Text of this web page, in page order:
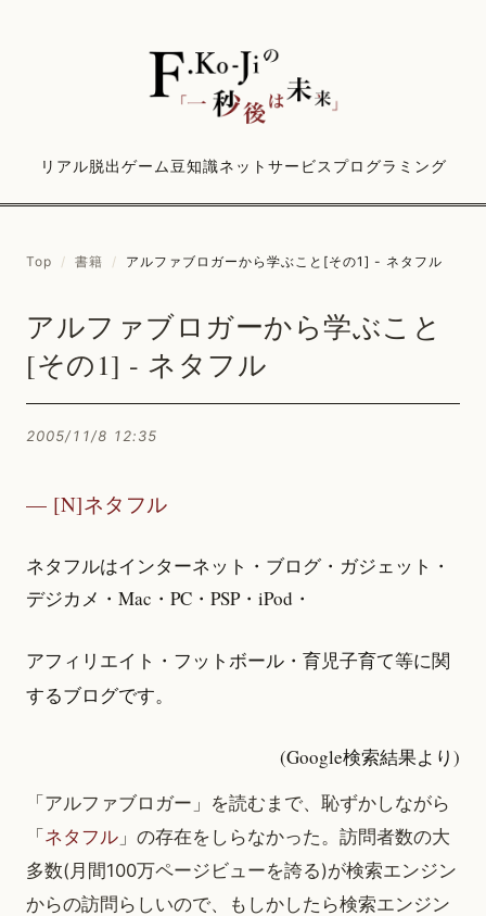
リアル脱出ゲーム豆知識ネットサービス プログラミング
Top / 書籍 / アルファブロガーから学ぶこと[その1] - ネタフル
アルファブロガーから学ぶこと
[その1] - ネタフル
2005/11/8 12:35
[N]ネタフル
ネタフルはインターネット・ブログ・ガジェット・
デジカメ・Mac・PC・PSP・iPod・
アフィリエイト・フットボール・育児子育て等に関
するブログです。
(Google検索結果より)
「アルファブロガー」を読むまで、恥ずかしながら
「 ネタフル 」の存在をしらなかった。訪問者数の大
多数(月間100万ページビューを誇る)が検索エンジン
からの訪問らしいので、もしかしたら検索エンジン